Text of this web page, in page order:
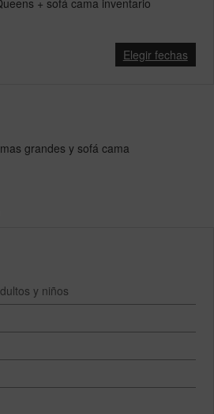
Elegir fechas
grandes y sofá cama
y niños